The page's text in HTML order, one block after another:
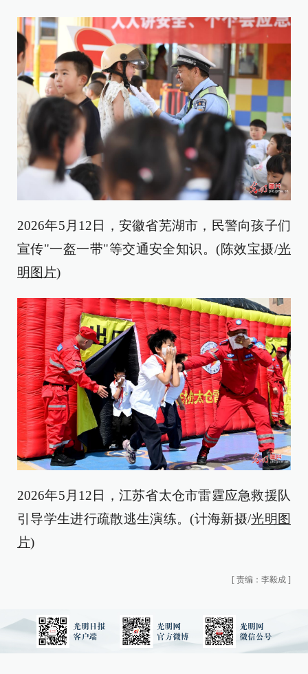
2026年5月12日，安徽省芜湖市，民警向孩子们
宣传"一盔一带"等交通安全知识。(陈效宝摄/光
明图片)
2026年5月12日，江苏省太仓市雷霆应急救援队
引导学生进行疏散逃生演练。(计海新摄/光明图
片)
[ 责编：李毅成 ]